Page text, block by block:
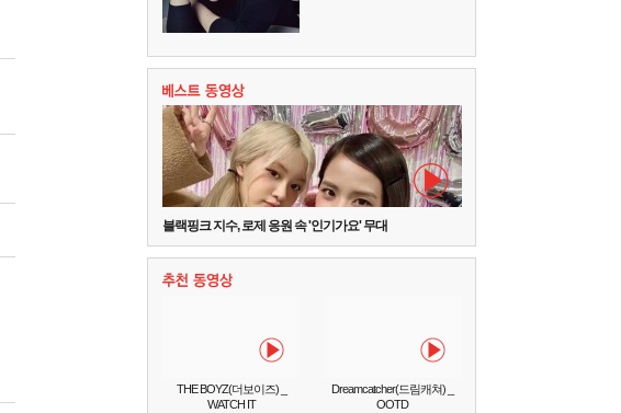
블랙핑크 지수, 로제 응원 속 '인기가요' 무대
THE BOYZ(더보이즈) _
WATCH IT
Dreamcatcher(드림캐쳐) _
OOTD